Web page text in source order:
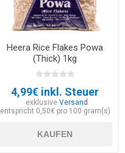
Heera Rice Flakes Powa
(Thick) 1kg
4,99€ inkl. Steuer
exklusive Versand
entspricht 0,50€ pro 100 gram(s)
KAUFEN